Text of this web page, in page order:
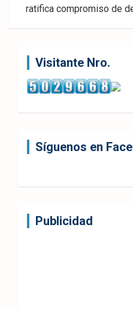
ratifica compromiso de
Visitante Nro.
Síguenos en
Publicidad